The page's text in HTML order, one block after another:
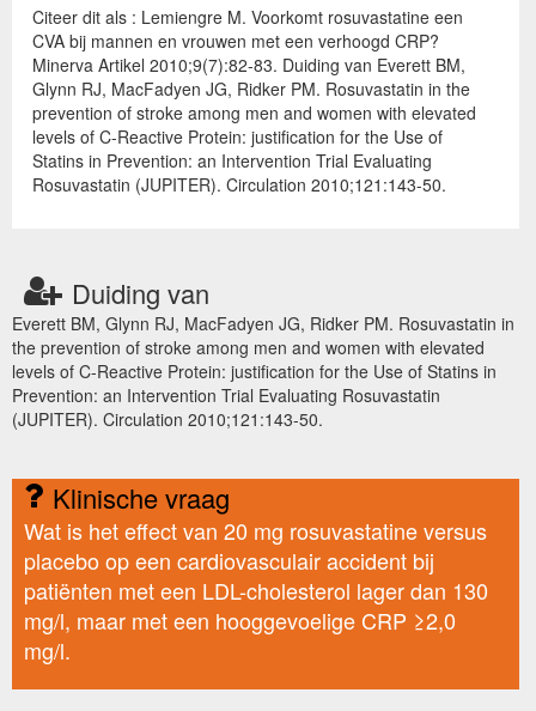
Citeer dit als : Lemiengre M. Voorkomt rosuvastatine een
CVA bij mannen en vrouwen met een verhoogd CRP?
Minerva Artikel 2010;9(7):82-83. Duiding van Everett BM,
Glynn RJ, MacFadyen JG, Ridker PM. Rosuvastatin in the
prevention of stroke among men and women with elevated
levels of C-Reactive Protein: justification for the Use of
Statins in Prevention: an Intervention Trial Evaluating
Rosuvastatin (JUPITER). Circulation 2010;121:143-50.
Duiding van
Everett BM, Glynn RJ, MacFadyen JG, Ridker PM. Rosuvastatin in
the prevention of stroke among men and women with elevated
levels of C-Reactive Protein: justification for the Use of Statins in
Prevention: an Intervention Trial Evaluating Rosuvastatin
(JUPITER). Circulation 2010;121:143-50.
Klinische vraag
Wat is het effect van 20 mg rosuvastatine versus
placebo op een cardiovasculair accident bij
patiënten met een LDL-cholesterol lager dan 130
mg/l, maar met een hooggevoelige CRP ≥2,0
mg/l.